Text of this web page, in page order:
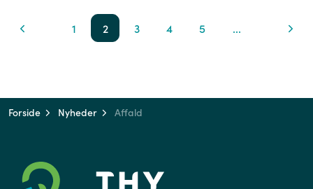
1 2 3 4 5 ...
Forside Nyheder Affald